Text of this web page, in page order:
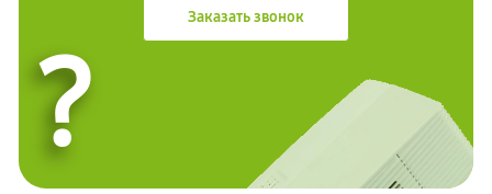
Заказать звонок
?